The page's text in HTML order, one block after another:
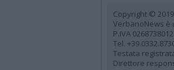
Copyright ©
VerbanoNews è
P.IVA
Tel.
Testata
Direttore